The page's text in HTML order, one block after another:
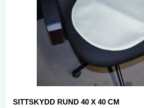
SITTSKYDD RUND 40 X 40 CM